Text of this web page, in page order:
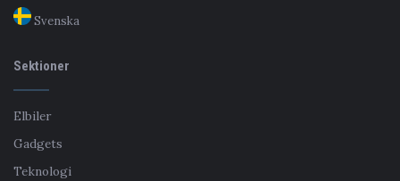
Svenska
Sektioner
Elbiler
Gadgets
Teknologi